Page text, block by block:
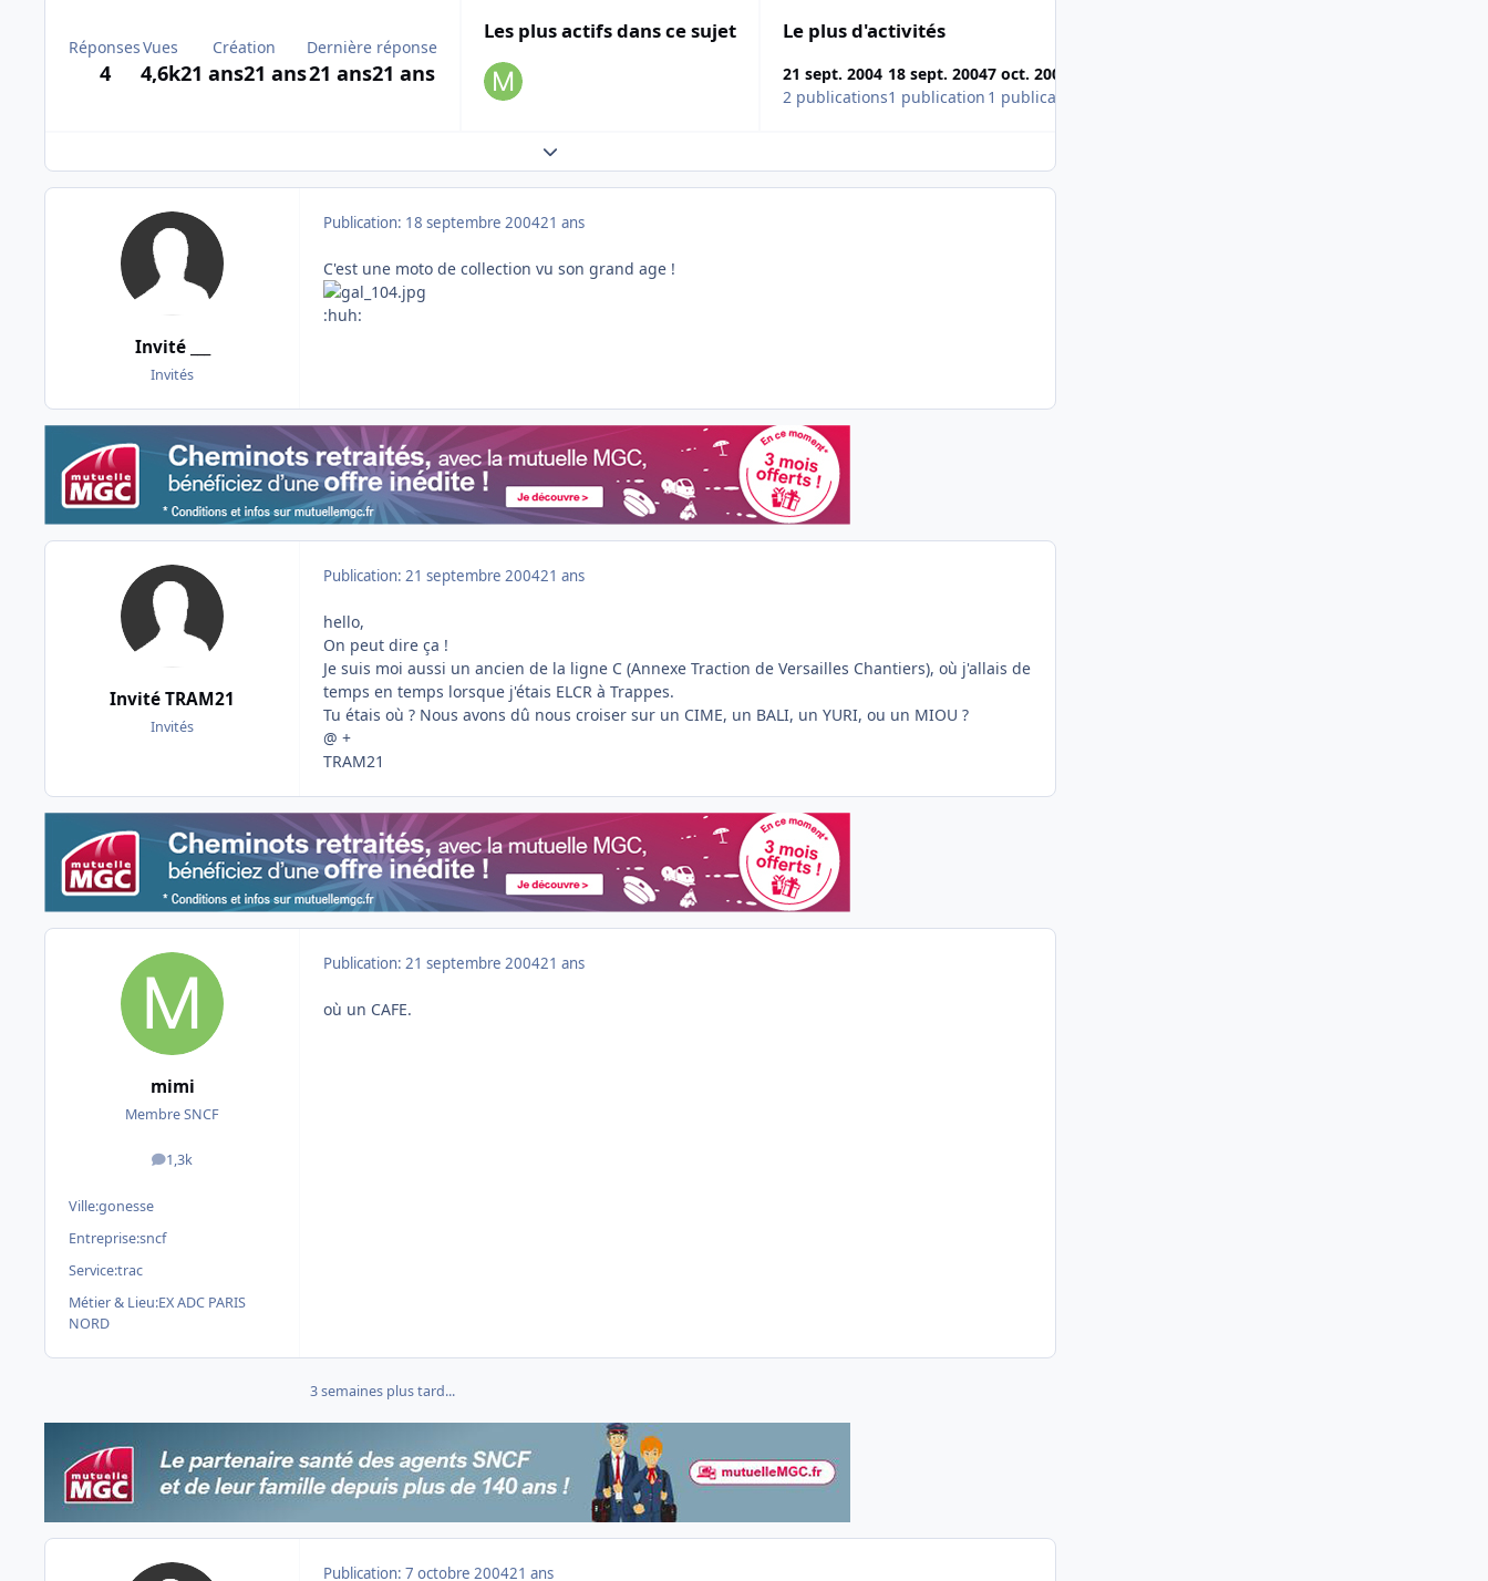
Réponses
4
Vues
4,6k
Création
21 ans21 ans
Dernière réponse
21 ans21 ans
Les plus actifs dans ce sujet Le plus d'activités
21 sept. 2004
2 publications
18 sept. 2004
1 publication
7 oct. 2004
1 publication
Expand topic overview
Invité ___
Invités
Publication: 18 septembre 200421 ans
C'est une moto de collection vu son grand age !
:huh:
Invité TRAM21
Invités
Publication: 21 septembre 200421 ans
hello,
On peut dire ça !
Je suis moi aussi un ancien de la ligne C (Annexe Traction de Versailles Chantiers), où j'allais de
temps en temps lorsque j'étais ELCR à Trappes.
Tu étais où ? Nous avons dû nous croiser sur un CIME, un BALI, un YURI, ou un MIOU ?
@ +
TRAM21
mimi
Membre SNCF
1,3k
messages
Ville:gonesse
Entreprise:sncf
Service:trac
Métier & Lieu:EX ADC PARIS
NORD
Publication: 21 septembre 200421 ans
où un CAFE.
3 semaines plus tard...
Publication: 7 octobre 200421 ans